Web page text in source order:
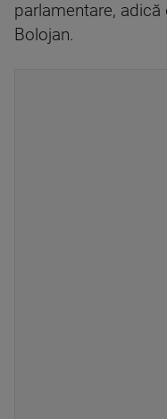
parlamentare,
Bolojan.